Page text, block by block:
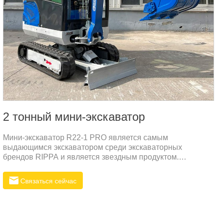
2 тонный мини-экскаватор
Мини-экскаватор R22-1 PRO является самым
выдающимся экскаватором среди экскаваторных
брендов RIPPA и является звездным продуктом.
превосходны и красивы. R22-1PRO имеет гладкий
внешний вид и эффективную конструкцию
Связаться сейчас